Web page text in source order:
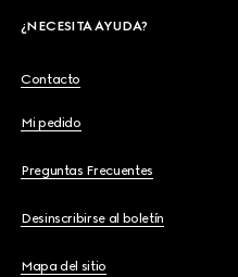
¿NECESITA AYUDA?
Contacto
Mi pedido
Preguntas Frecuentes
Desinscribirse al boletín
Mapa del sitio